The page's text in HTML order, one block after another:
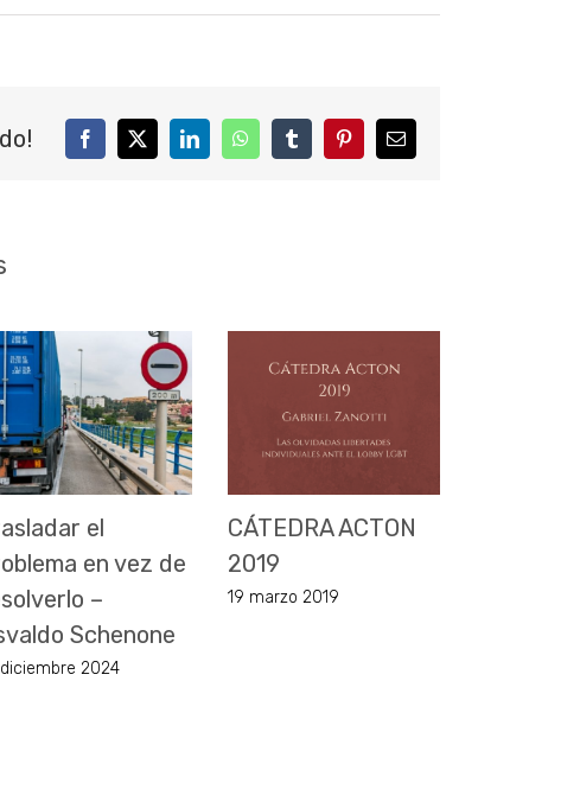
FacebookTwitterLinkedInWhatsAppTumblrPinterestCorreo
el
en vez de
–
Schenone
2024
CÁTEDRA ACTON
2019
19 marzo 2019